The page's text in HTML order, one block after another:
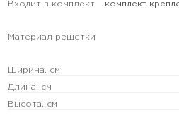
Входит в комплект комплект
Материал решетки
Ширина, см
Длина, см
Высота, см